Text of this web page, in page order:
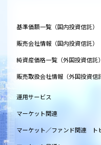
基準価額一覧（国内投資信託）
販売会社情報（国内投資信託）
純資産価格一覧（外国投資信託）
販売取扱会社情報（外国投資信
運用サービス
マーケット関連
マーケット／ファンド関連 ト